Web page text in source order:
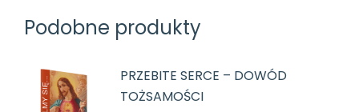
Podobne produkty
PRZEBITE SERCE – DOWÓD
TOŻSAMOŚCI